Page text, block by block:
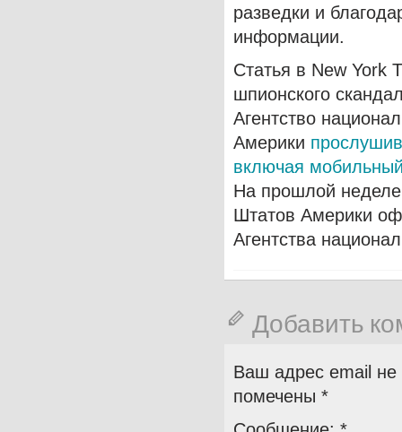
разведки и
информации.
Статья в New York
шпионского
Агентство
Америки
включая
На прошлой неделе
Штатов Америки
Агентства
Добавить
Ваш адрес email не
помечены *